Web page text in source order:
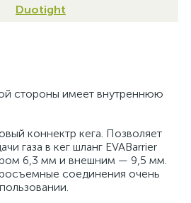
Duotight
стороны имеет внутреннюю
коннектр кега. Позволяет
газа в кег шланг EVABarrier
6,3 мм и внешним — 9,5 мм.
соединения очень